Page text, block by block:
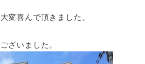
変喜んで頂きました。
ざいました。